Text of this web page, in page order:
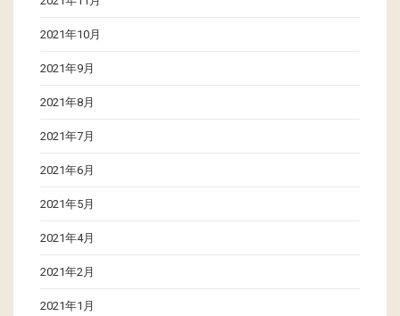
2021年10月
2021年9月
2021年8月
2021年7月
2021年6月
2021年5月
2021年4月
2021年2月
2021年1月